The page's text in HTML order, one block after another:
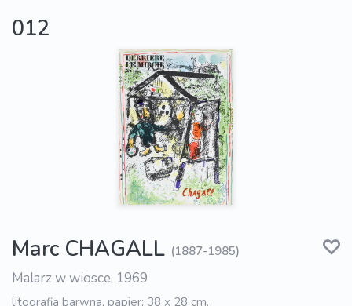
012
Marc CHAGALL (1887-1985)
Malarz w wiosce, 1969
litografia barwna, papier; 38 x 28 cm.